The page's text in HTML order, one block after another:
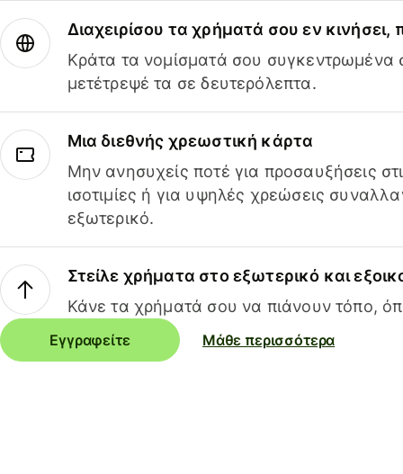
Διαχειρίσου τα χρήματά σου εν
Κράτα τα νομίσματά σου συγκεντρωμένα
μετέτρεψέ τα σε δευτερόλεπτα.
Μια διεθνής χρεωστική κάρτα
Μην ανησυχείς ποτέ για προσαυξήσεις
ισοτιμίες ή για υψηλές χρεώσεις
εξωτερικό.
Στείλε χρήματα στο εξωτερικό και
Κάνε τα χρήματά σου να πιάνουν τόπο,
Εγγραφείτε Μάθε περισσότερα